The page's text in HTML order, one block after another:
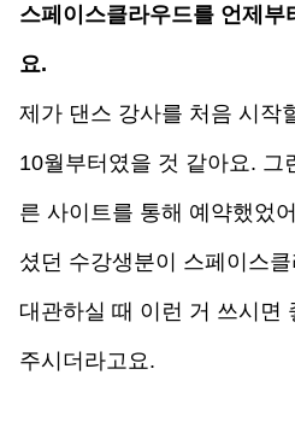
스페이스클라우드를 언제부
요.
제가 댄스 강사를 처음 시작
10월부터였을 것 같아요. 그
른 사이트를 통해 예약했었
셨던 수강생분이 스페이스
대관하실 때 이런 거 쓰시면
주시더라고요.